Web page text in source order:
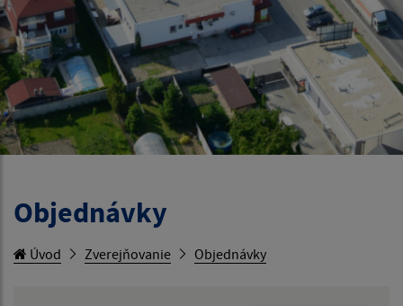
Objednávky
Úvod Zverejňovanie Objednávky